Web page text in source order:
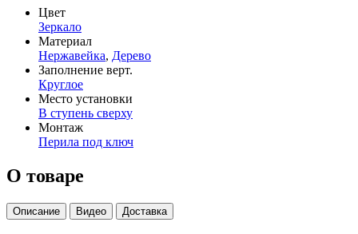
Цвет
Зеркало
Материал
Нержавейка, Дерево
Заполнение верт.
Круглое
Место установки
В ступень сверху
Монтаж
Перила под ключ
О товаре
Описание Видео Доставка